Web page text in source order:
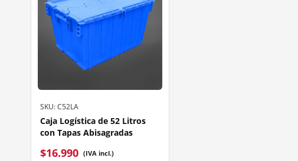
SKU: C52LA
Caja Logística de 52 Litros
con Tapas Abisagradas
$16.990 (IVA incl.)